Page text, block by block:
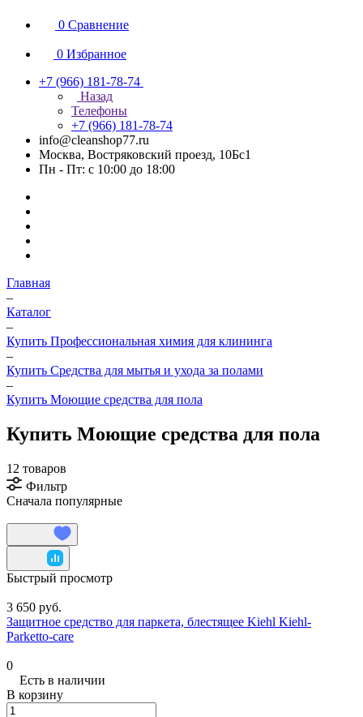
0 Сравнение
0 Избранное
+7 (966) 181-78-74
Назад
Телефоны
+7 (966) 181-78-74
info@cleanshop77.ru
Москва, Востряковский проезд, 10Бс1
Пн - Пт: с 10:00 до 18:00
Главная
–
Каталог
–
Купить Профессиональная химия для клининга
–
Купить Средства для мытья и ухода за полами
–
Купить Моющие средства для пола
Купить Моющие средства для пола
12 товаров
Фильтр
Сначала популярные
Быстрый просмотр
3 650 руб.
Защитное средство для паркета, блестящее Kiehl Kiehl-
Parketto-care
0
Есть в наличии
В корзину